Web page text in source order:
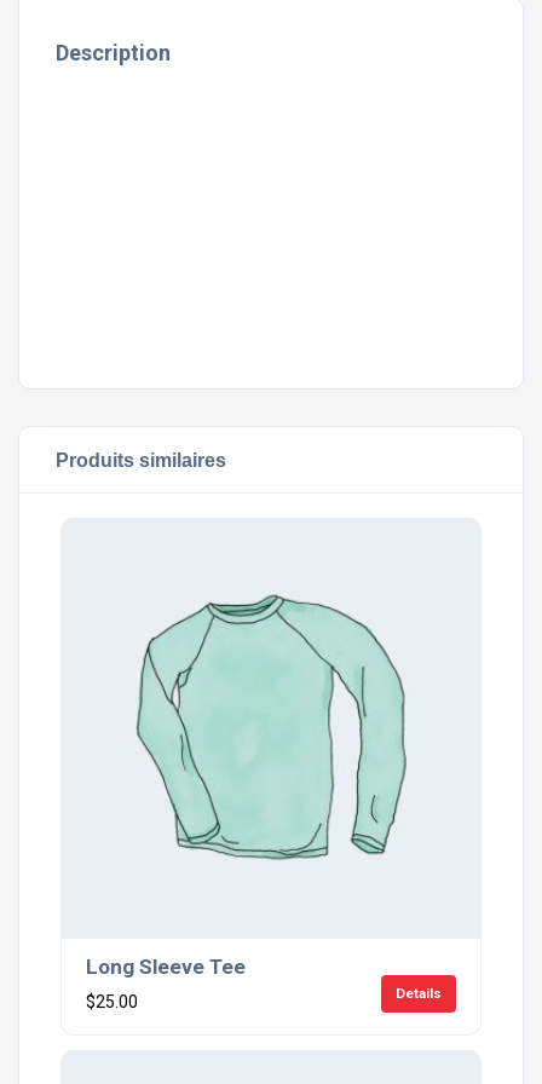
Description
Produits similaires
Long Sleeve Tee
$25.00 Details